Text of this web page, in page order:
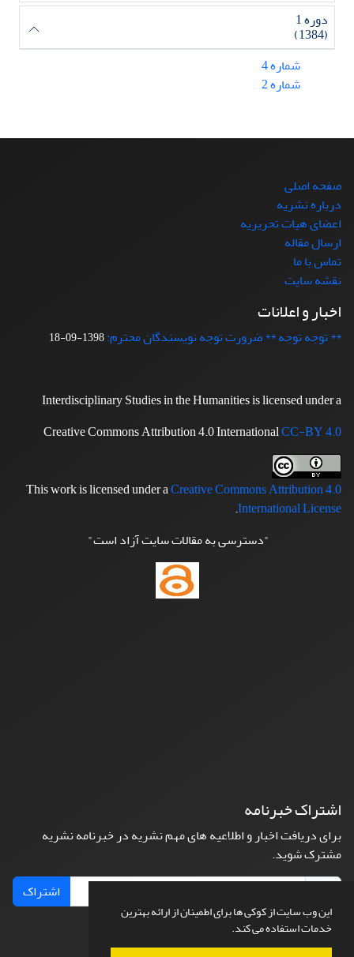
این وب سایت از کوکی ها برای اطمینان از ارائه بهترین
خدمات استفاده می کند.
دوره 1
(1384)
شماره 4
شماره 2
صفحه اصلی
درباره نشریه
اعضای هیات تحریریه
ارسال مقاله
تماس با ما
نقشه سایت
اخبار و اعلانات
** توجه توجه ** ضرورت توجه نویسندگان محترم:1398-09-18
Interdisciplinary Studies in the Humanities is licensed under a
Creative Commons Attribution 4.0 InternationalCC-BY 4.0
This work is licensed under aCreative Commons Attribution 4.0
International License
.
"دسترسی به مقالات سایت آزاد است"
اشتراک خبرنامه
برای دریافت اخبار و اطلاعیه های مهم نشریه در خبرنامه نشریه
مشترک شوید.
اشتراک